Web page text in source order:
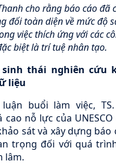
cho rằng báo cáo đã
đối toàn diện về mức độ
việc thích ứng với các
biệt là trí tuệ nhân tạo.
thái nghiên cứu
liệu
buổi làm việc,
cao nỗ lực của
sát và xây dựng báo
trọng đối với quá
lâm.